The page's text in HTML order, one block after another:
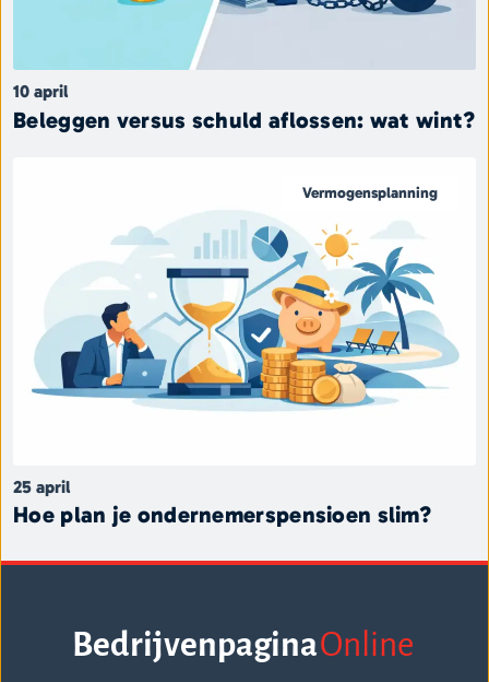
10 april
Beleggen versus schuld aflossen: wat wint?
Vermogensplanning
25 april
Hoe plan je ondernemerspensioen slim?
BedrijvenpaginaOnline